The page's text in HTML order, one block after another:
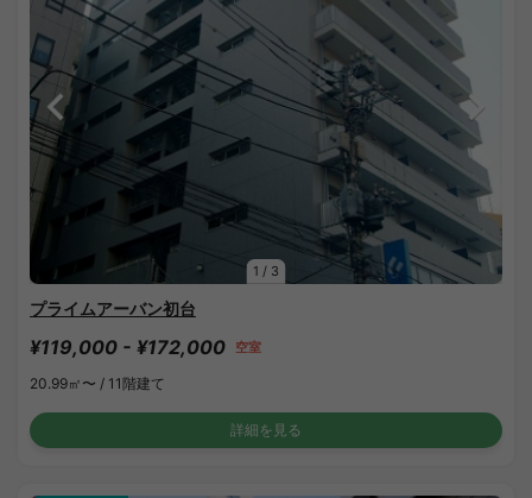
1 / 3
プライムアーバン初台
¥119,000 - ¥172,000 空室
20.99㎡〜 / 11階建て
詳細を見る